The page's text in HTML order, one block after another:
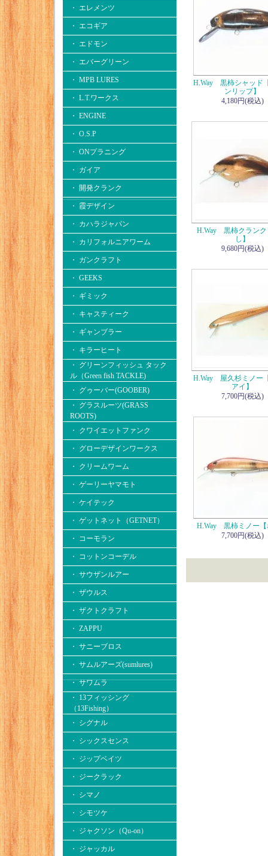
・ エレメンツ
・ エコギア
・ エドモン
・ エバーグリーン
・ MPB LURES
・ L.T.ワークス
・ ENGINE
・ O.S.P
・ ONプラニング
・ ガイア
・ 開発クランク
・ 霞デザイン
・ カハラジャパン
・ カリフォルニアワーム
・ ガンクラフト
・ GEEKS
・ ギミック
・ キャスティーク
・ ギャンブラー
・ キラーヒート
・ グリーンフィッシュ タック
ル（Green fish TACKLE)
・ グゥーバー(GOOBER)
・ グラスルーツ(GRASS
ROOTS)
・ クワイエットファンク
・ グローデザインワークス
・ クリームワーム
・ ゲーリーヤマモト
・ ケイテック
・ ゲットネット（GETNET）
・ コーモラン
・ コットンコーデル
・ サウザンルアー
・ ザウルス
・ ザクトクラフト
・ ZAPPU
・ サニーブロス
・ サムルアーズ(sumlures)
・ サワムラ
・ 13フィッシング
（13Fishing）
・ シグナル
・ シックスセンス
・ ジップベイツ
・ ジークラック
・ シマノ
・ シモツケ
・ ジャクソン（Qu-on）
・ ジャッカル
H.Way 黒柿シャッド
ンリップ】
4,180円(税込)
H.Way 黒柿クランク
し】
9,680円(税込)
H.Way 屋久杉ミノー
アイ】
7,700円(税込)
H.Way 黒柿ミノー【
7,700円(税込)